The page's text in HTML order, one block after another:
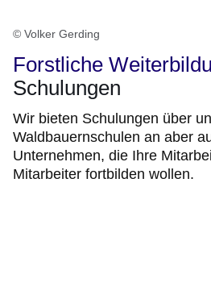
© Volker Gerding
Forstliche
Schulungen
Wir bieten Schulungen über
Waldbauernschulen an aber
Unternehmen, die Ihre
Mitarbeiter fortbilden wollen.